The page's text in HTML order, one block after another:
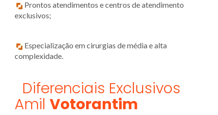
Prontos atendimentos e centros de atendimento
exclusivos;
Especialização em cirurgias de média e alta
complexidade.
Diferenciais Exclusivos
Amil Votorantim